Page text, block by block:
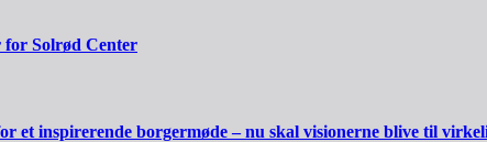
for Solrød Center
et inspirerende borgermøde – nu skal visionerne blive til